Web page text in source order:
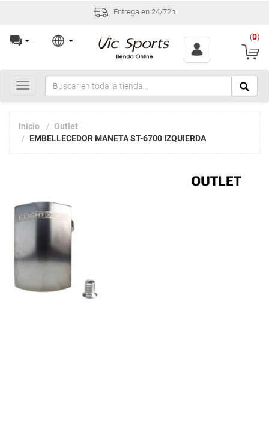
Entrega en 24/72h
(0)
Toggle
navigation
Inicio
Outlet
EMBELLECEDOR MANETA ST-6700 IZQUIERDA